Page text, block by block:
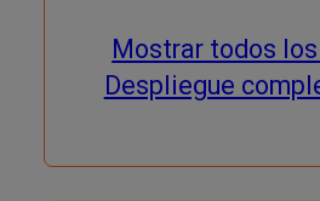
Mostrar todos
Despliegue